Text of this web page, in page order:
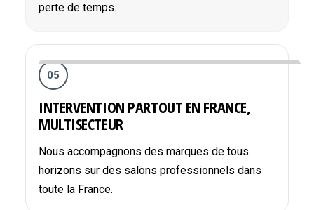
perte de temps.
05
INTERVENTION PARTOUT EN FRANCE,
MULTISECTEUR
Nous accompagnons des marques de tous
horizons sur des salons professionnels dans
toute la France.